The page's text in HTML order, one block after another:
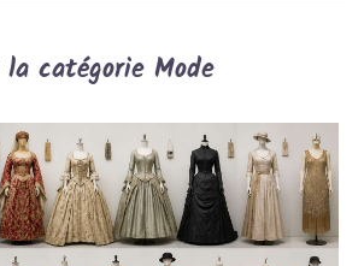
la catégorie Mode